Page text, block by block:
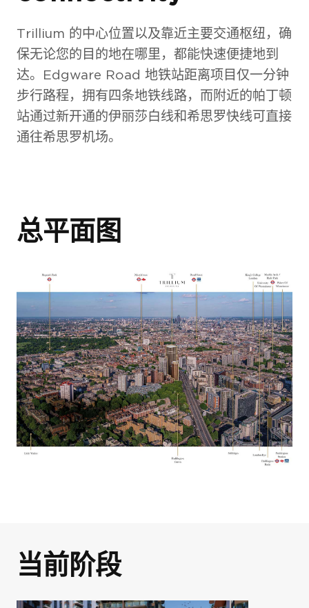
伯克利集团作品集
您的详细指南，介绍我
们获奖的开发项目
如果您正在考虑购买新房或进行房地产投
资，我们希望这份作品集对您有帮助，并
与我们一起探索您的
服务，确保房产收购过程顺畅无忧。立即
联系我们，让我们共同探索您的理想房
产！
Trillium 的中心位置以及靠近主要交通枢纽，确
保无论您的目的地在哪里，都能快速便捷地到
达。Edgware Road 地铁站距离项目仅一分钟
步行路程，拥有四条地铁线路，而附近的帕丁顿
站通过新开通的伊丽莎白线和希思罗快线可直接
通往希思罗机场。
总平面图
当前阶段
室内 (10)
即将完成！
只需在下方输入您的姓名和有效邮箱地